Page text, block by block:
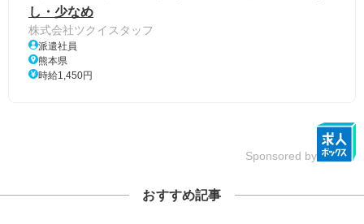
し・少なめ
株式会社ツクイスタッフ
派遣社員
熊本県
時給1,450円
Sponsored by
おすすめ記事